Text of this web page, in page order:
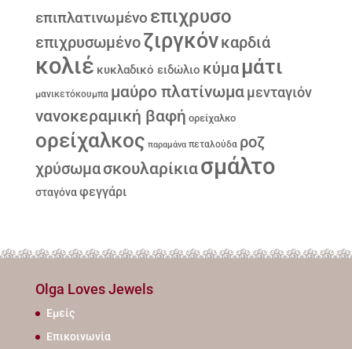
επιπλατινωμένο επιχρυσο
επιχρυσωμένοζιργκόνκαρδιά
κολιέ κυκλαδικό ειδώλιο κύμα μάτι
μανικετόκουμπα μαύρο πλατίνωμα μενταγιόν
νανοκεραμική βαφή ορείχαλκο
ορείχαλκος παραμάνα πεταλούδα ροζ
χρύσωμασκουλαρίκιασμάλτο
σταγόνα φεγγάρι
Olga Loves Jewels
Εμείς
Επικοινωνία